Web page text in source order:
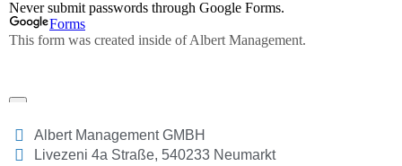
Albert Management GMBH
Livezeni 4a Straße, 540233 Neumarkt